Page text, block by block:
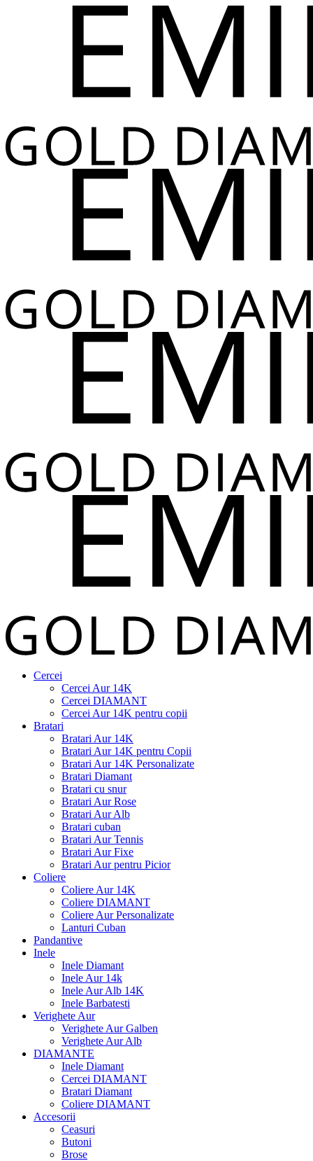
Cercei
Cercei Aur 14K
Cercei DIAMANT
Cercei Aur 14K pentru copii
Bratari
Bratari Aur 14K
Bratari Aur 14K pentru Copii
Bratari Aur 14K Personalizate
Bratari Diamant
Bratari cu snur
Bratari Aur Rose
Bratari Aur Alb
Bratari cuban
Bratari Aur Tennis
Bratari Aur Fixe
Bratari Aur pentru Picior
Coliere
Coliere Aur 14K
Coliere DIAMANT
Coliere Aur Personalizate
Lanturi Cuban
Pandantive
Inele
Inele Diamant
Inele Aur 14k
Inele Aur Alb 14K
Inele Barbatesti
Verighete Aur
Verighete Aur Galben
Verighete Aur Alb
DIAMANTE
Inele Diamant
Cercei DIAMANT
Bratari Diamant
Coliere DIAMANT
Accesorii
Ceasuri
Butoni
Brose